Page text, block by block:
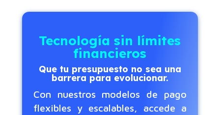
Tecnología sin límites
financieros
Que tu presupuesto no sea una
barrera para evolucionar.
Con nuestros modelos de pago
flexibles y escalables, accede a